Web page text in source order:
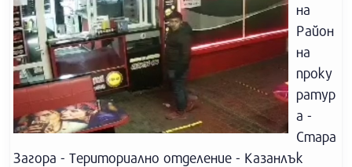
на
Район
на
проку
ратур
а -
Стара
Загора - Териториално отделение - Казанлък